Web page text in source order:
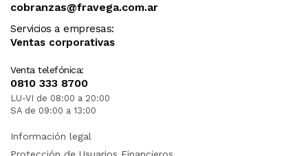
cobranzas@fravega.com.ar
Servicios a empresas:
Ventas corporativas
Venta telefónica:
0810 333 8700
LU-VI de 08:00 a 20:00
SA de 09:00 a 13:00
Información legal
Protección de Usuarios Financieros